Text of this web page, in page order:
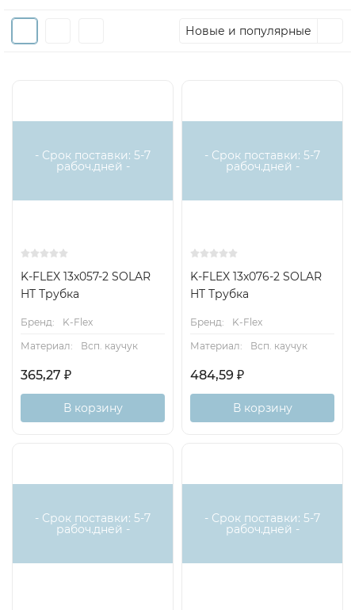
Новые и популярные
- Срок поставки: 5-7
рабоч.дней -
K-FLEX 13x057-2 SOLAR
HT Трубка
Бренд:
K-Flex
Материал:
Всп. каучук
365,27 ₽
В корзину
- Срок поставки: 5-7
рабоч.дней -
K-FLEX 13x076-2 SOLAR
HT Трубка
Бренд:
K-Flex
Материал:
Всп. каучук
484,59 ₽
В корзину
- Срок поставки: 5-7
рабоч.дней -
- Срок поставки: 5-7
рабоч.дней -